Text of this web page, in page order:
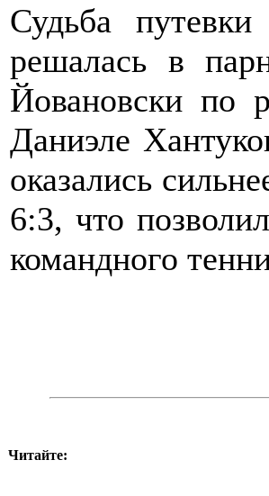
Судьба
решалась в
Йовановски по
Даниэле
оказались
6:3, что
командного
Читайте: